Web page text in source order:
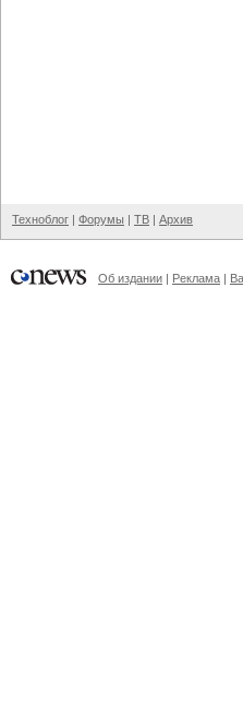
Техноблог | Форумы | ТВ | Архив
Об издании | Реклама |